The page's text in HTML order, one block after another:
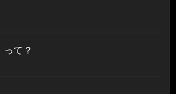
って？